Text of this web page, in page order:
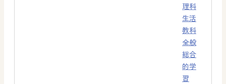
理科
生活
教科
全般
総合
的学
習